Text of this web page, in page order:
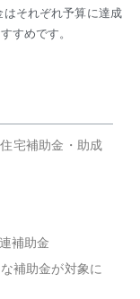
それぞれ予算に達成
すめです。
宅補助金・助成
補助金
補助金が対象に